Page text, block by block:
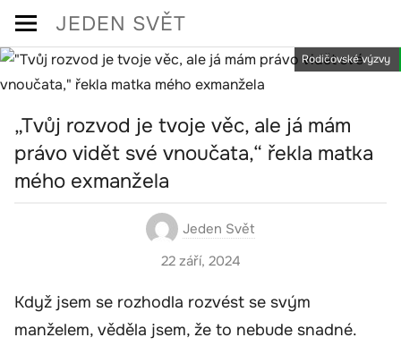
Skip
content
JEDEN SVĚT
Rodičovské výzvy
„Tvůj rozvod je tvoje věc, ale já mám
právo vidět své vnoučata,“ řekla matka
mého exmanžela
Jeden Svět
22 září, 2024
Když jsem se rozhodla rozvést se svým
manželem, věděla jsem, že to nebude snadné.